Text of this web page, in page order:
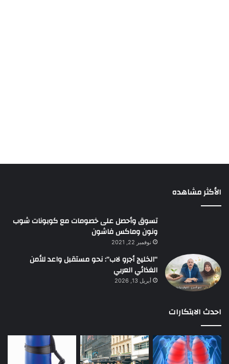
الأكثر مشاهده
تسوق وأحصل على خصومات مع كوبونات شوب
ونون وماكس فاشون
نوفمبر 22, 2021
“الخليج أجرو لاب”: نحو مستقبل واعد للأمن
الغذائي العربي
أبريل 13, 2026
احدث الابتكارات